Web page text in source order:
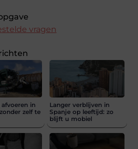
vragen
in
zelf te
Langer verblijven in
Spanje op leeftijd: zo
blijft u mobiel